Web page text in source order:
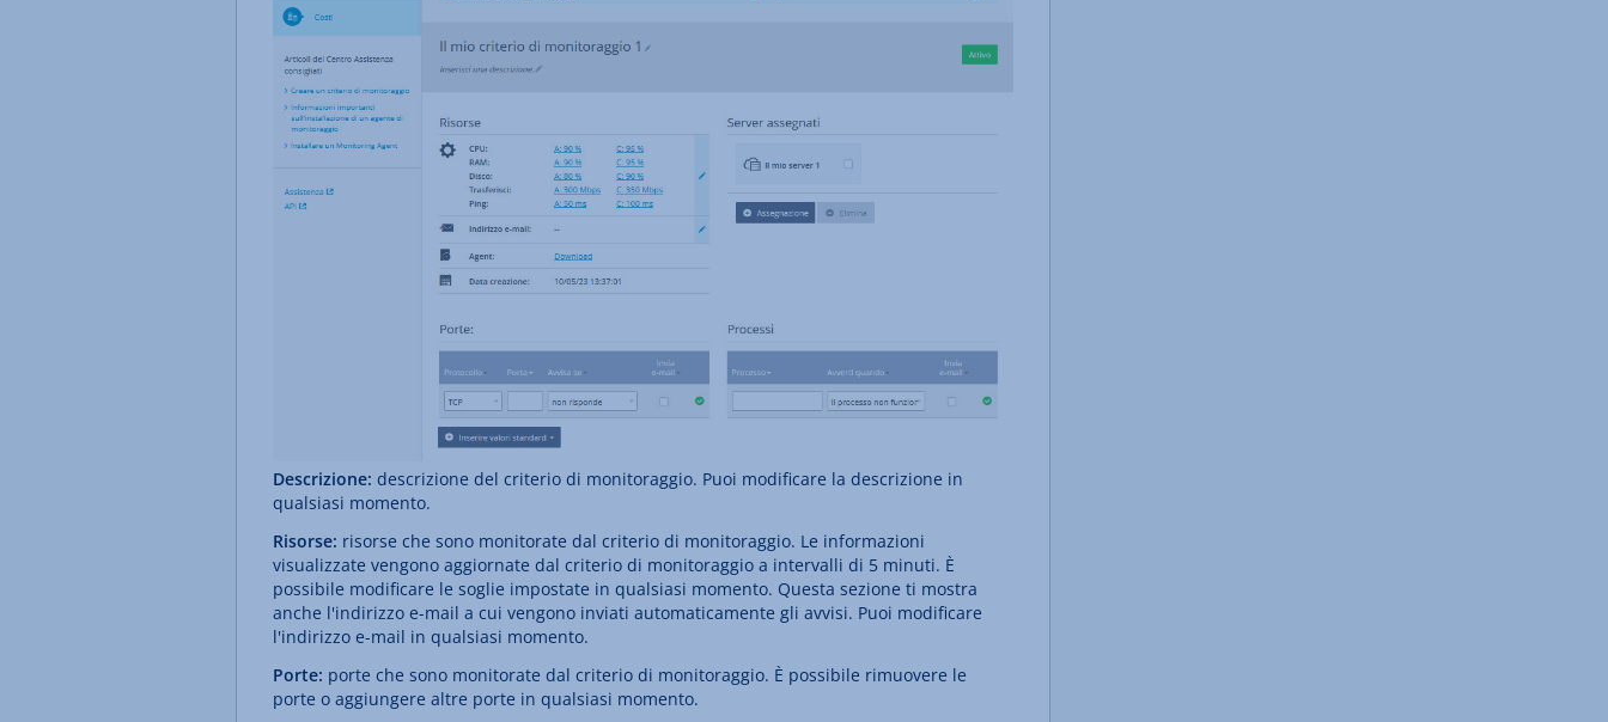
Descrizione: descrizione del criterio di monitoraggio. Puoi modificare la descrizione in
qualsiasi momento.
Risorse: risorse che sono monitorate dal criterio di monitoraggio. Le informazioni
visualizzate vengono aggiornate dal criterio di monitoraggio a intervalli di 5 minuti. È
possibile modificare le soglie impostate in qualsiasi momento. Questa sezione ti mostra
anche l'indirizzo e-mail a cui vengono inviati automaticamente gli avvisi. Puoi modificare
l'indirizzo e-mail in qualsiasi momento.
Porte: porte che sono monitorate dal criterio di monitoraggio. È possibile rimuovere le
porte o aggiungere altre porte in qualsiasi momento.